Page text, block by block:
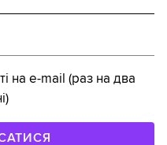
на e-mail (раз на два